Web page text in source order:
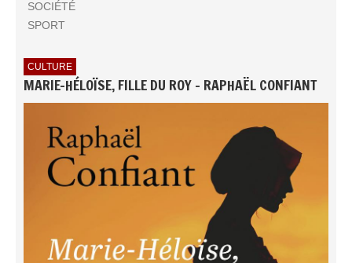
SOCIÉTÉ
SPORT
CULTURE
MARIE-HÉLOÏSE, FILLE DU ROY - RAPHAËL CONFIANT